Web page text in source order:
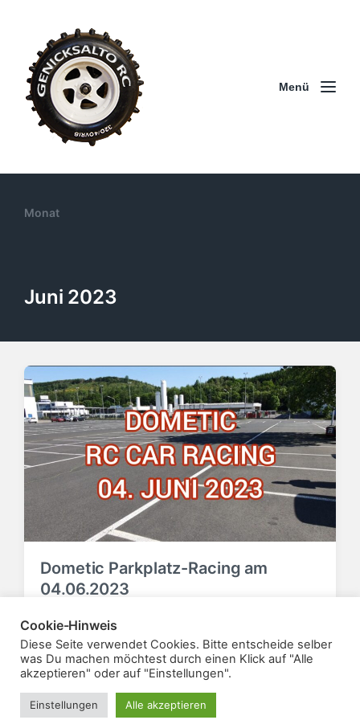
Menü
Monat
Juni 2023
Dometic Parkplatz-Racing am
04.06.2023
V
e
r
ö
f
f
e
r
ö
f
f
Theme vonAnders Norén
Cookie-Hinweis
Diese Seite verwendet Cookies. Bitte entscheide selber
was Du machen möchtest durch einen Klick auf "Alle
akzeptieren" oder auf "Einstellungen".
Einstellungen Alle akzeptieren